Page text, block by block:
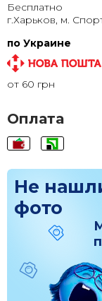
Бесплатно
г.Харьков, м.
по Украине
от 60 грн
Оплата
Не
фото